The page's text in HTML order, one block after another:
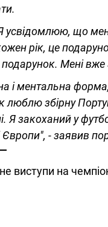
усвідомлюю, що
рік, це
Мені
і ментальна
збірну
Я закоханий у
- заявив
виступи на